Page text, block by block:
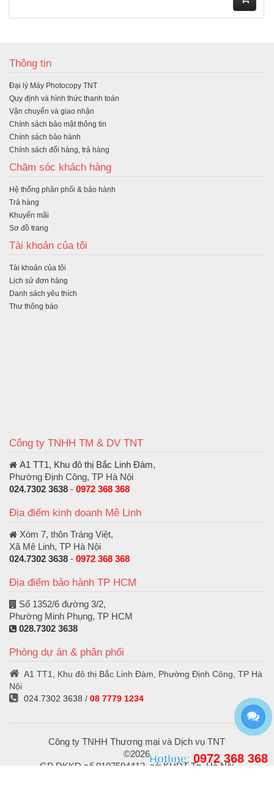
Thông tin
Đại lý Máy Photocopy TNT
Quy định và hình thức thanh toán
Vận chuyển và giao nhận
Chính sách bảo mật thông tin
Chính sách bảo hành
Chính sách đổi hàng, trả hàng
Chăm sóc khách hàng
Hệ thống phân phối & bảo hành
Trả hàng
Khuyến mãi
Sơ đồ trang
Tài khoản của tôi
Tài khoản của tôi
Lịch sử đơn hàng
Danh sách yêu thích
Thư thông báo
Công ty TNHH TM & DV TNT
A1 TT1, Khu đô thị Bắc Linh Đàm,
Phường Định Công, TP Hà Nội
024.7302 3638 - 0972 368 368
Địa điểm kinh doanh Mê Linh
Xóm 7, thôn Tráng Việt,
Xã Mê Linh, TP Hà Nội
024.7302 3638 - 0972 368 368
Địa điểm bảo hành TP HCM
Số 1352/6 đường 3/2,
Phường Minh Phụng, TP HCM
028.7302 3638
Phòng dự án & phân phối
A1 TT1, Khu đô thị Bắc Linh Đàm, Phường Định Công, TP Hà
Nội
024.7302 3638 / 08 7779 1234
Công ty TNHH Thương mại và Dịch vụ TNT
©2026
GP ĐKKD số 0107594412, sở KHĐT Tp. Hà Nội
Hotline: 0972 368 368